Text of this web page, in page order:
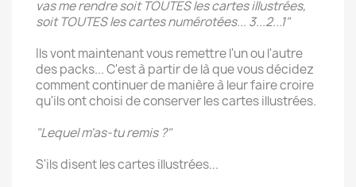
vas me rendre soit TOUTES les cartes illustrées,
soit TOUTES les cartes numérotées... 3...2...1"
Ils vont maintenant vous remettre l'un ou l'autre
des packs... C'est à partir de là que vous décidez
comment continuer de manière à leur faire croire
qu'ils ont choisi de conserver les cartes illustrées.
"Lequel m'as-tu remis ?"
S'ils disent les cartes illustrées...